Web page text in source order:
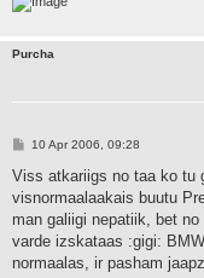
Purcha
P
s
10 Apr 2006, 09:28
Viss atkariigs no taa ko tu
visnormaalaakais buutu
man galiigi nepatiik, bet
varde izskataas :gigi:
normaalas, ir pasham